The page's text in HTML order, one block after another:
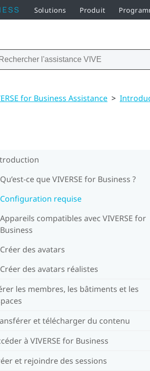
Solutions Produit
for Business Assistance >
Qu’est-ce que VIVERSE for Business ?
Configuration requise
Appareils compatibles avec VIVERSE for
Business
Créer des avatars
Créer des avatars réalistes
les membres, les bâtiments et les
et télécharger du contenu
à VIVERSE for Business
et rejoindre des sessions